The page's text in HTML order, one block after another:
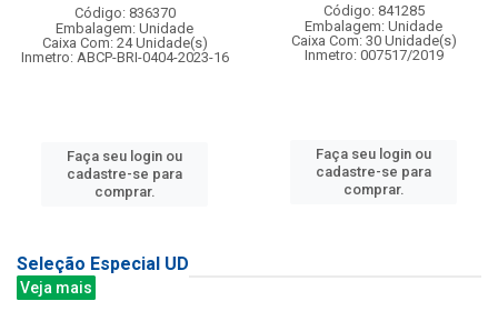
Código: 836370
Embalagem: Unidade
Caixa Com: 24 Unidade(s)
Inmetro: ABCP-BRI-0404-2023-16
Faça seu login ou
cadastre-se para
comprar.
Código: 841285
Embalagem: Unidade
Caixa Com: 30 Unidade(s)
Inmetro: 007517/2019
Faça seu login ou
cadastre-se para
comprar.
Seleção Especial UD
Veja mais